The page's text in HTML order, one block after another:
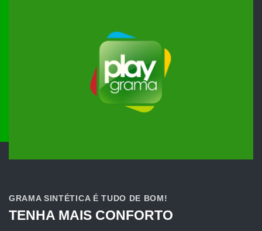
GRAMA SINTÉTICA É TUDO DE BOM!
TENHA MAIS CONFORTO